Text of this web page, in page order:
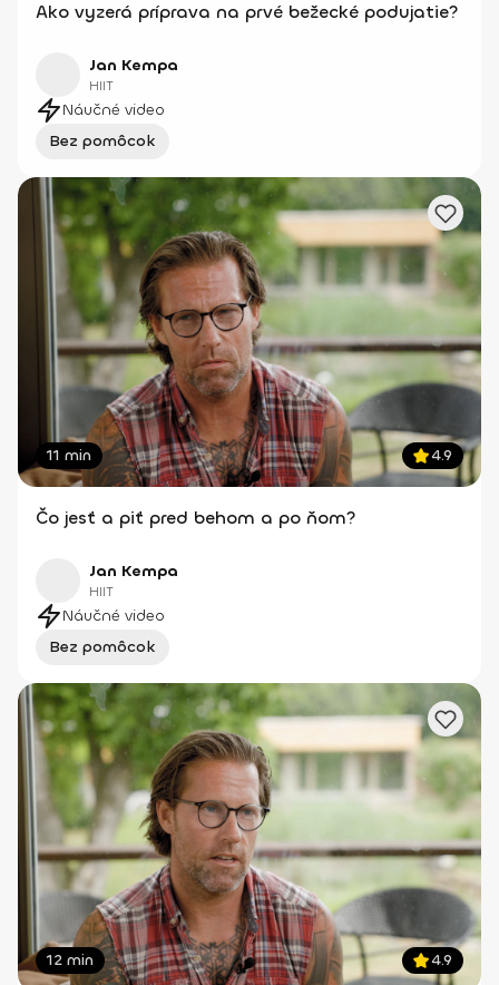
Ako vyzerá príprava na prvé bežecké podujatie?
Jan Kempa
HIIT
Náučné video
Bez pomôcok
11 min 4.9
Čo jesť a piť pred behom a po ňom?
Jan Kempa
HIIT
Náučné video
Bez pomôcok
12 min 4.9